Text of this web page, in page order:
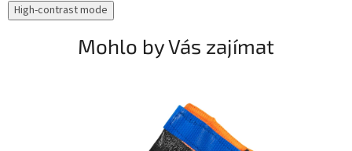
High-contrast mode
Mohlo by Vás zajímat